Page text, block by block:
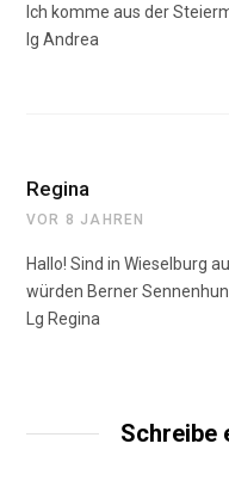
Ich komme aus der
lg Andrea
Regina
VOR 8 JAHREN
Hallo! Sind in Wieselburg
würden Berner
Lg Regina
Schreibe